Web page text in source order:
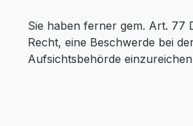
Sie haben ferner gem. Art. 77
Recht, eine Beschwerde bei
Aufsichtsbehörde